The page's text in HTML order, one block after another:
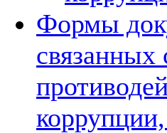
Формы
связанных